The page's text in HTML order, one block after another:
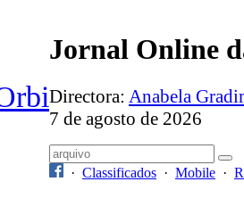
Jornal Online
Directora: Anabela
7 de agosto de 2026
· Classificados · Mobile ·